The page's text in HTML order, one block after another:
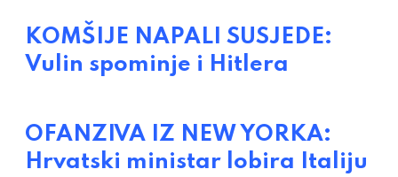
KOMŠIJE NAPALI SUSJEDE:
Vulin spominje i Hitlera
OFANZIVA IZ NEW YORKA:
Hrvatski ministar lobira Italiju